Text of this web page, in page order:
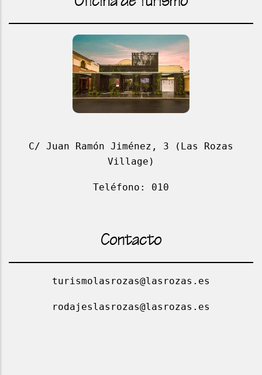
C/ Juan Ramón Jiménez, 3 (Las Rozas
Village)
Teléfono: 010
Contacto
turismolasrozas@lasrozas.es
rodajeslasrozas@lasrozas.es